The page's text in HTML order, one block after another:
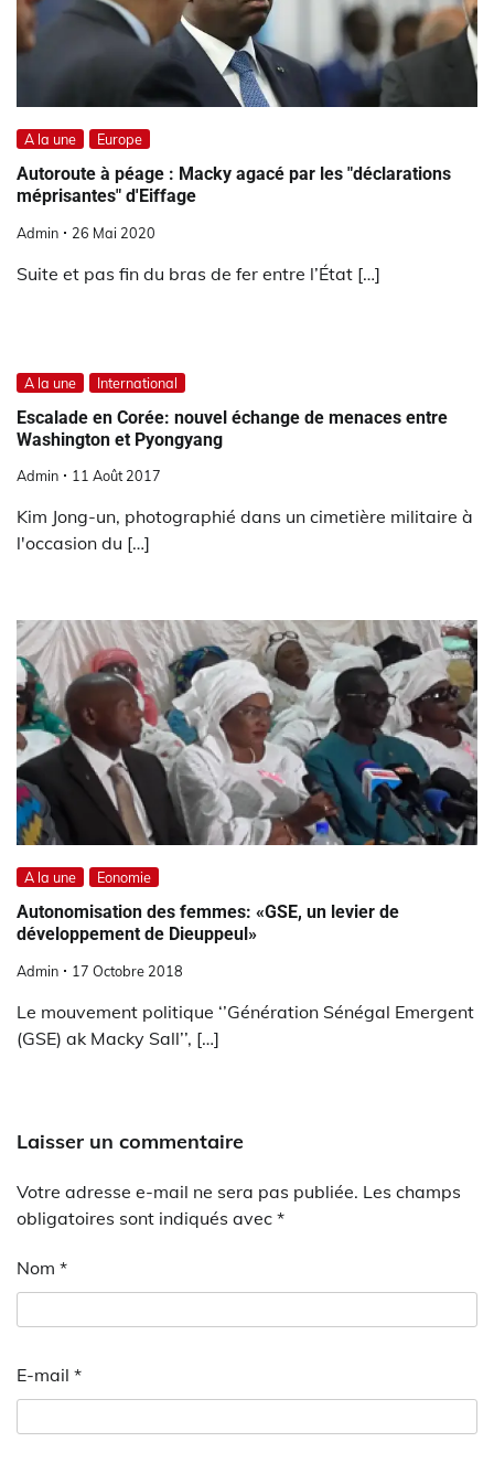
A la une Europe
Autoroute à péage : Macky agacé par les "déclarations
méprisantes" d'Eiffage
Admin 26 Mai 2020
Suite et pas fin du bras de fer entre l’État […]
A la une International
Escalade en Corée: nouvel échange de menaces entre
Washington et Pyongyang
Admin 11 Août 2017
Kim Jong-un, photographié dans un cimetière militaire à
l'occasion du […]
A la une Eonomie
Autonomisation des femmes: «GSE, un levier de
développement de Dieuppeul»
Admin 17 Octobre 2018
Le mouvement politique ‘’Génération Sénégal Emergent
(GSE) ak Macky Sall’’, […]
Laisser un commentaire
Votre adresse e-mail ne sera pas publiée. Les champs
obligatoires sont indiqués avec *
Nom *
E-mail *